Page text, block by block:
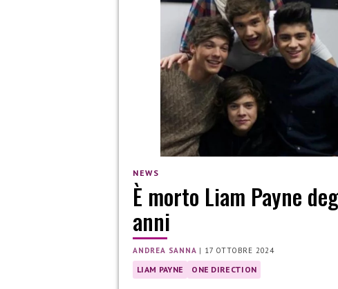
NEWS
È morto Liam Payne
anni
ANDREA SANNA | 17 OTTOBRE 2024
LIAM PAYNE ONE DIRECTION